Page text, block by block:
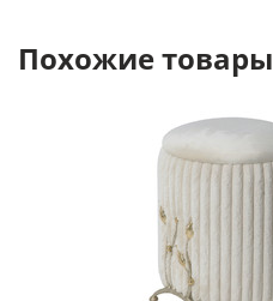
Похожие товары